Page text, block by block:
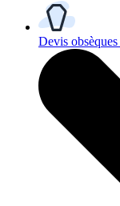
Devis obsèques